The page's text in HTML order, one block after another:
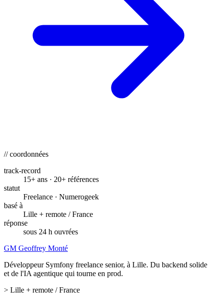
// coordonnées
track-record
15+ ans · 20+ références
statut
Freelance · Numerogeek
basé à
Lille + remote / France
réponse
sous 24 h ouvrées
GM Geoffrey Monté
Développeur Symfony freelance senior, à Lille. Du backend solide
et de l'IA agentique qui tourne en prod.
> Lille + remote / France